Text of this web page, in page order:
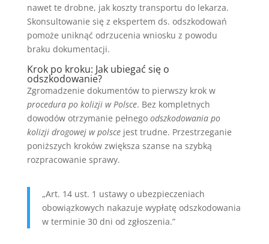
nawet te drobne, jak koszty transportu do lekarza.
Skonsultowanie się z ekspertem ds. odszkodowań
pomoże uniknąć odrzucenia wniosku z powodu
braku dokumentacji.
Krok po kroku: Jak ubiegać się o
odszkodowanie?
Zgromadzenie dokumentów to pierwszy krok w
procedura po kolizji w Polsce. Bez kompletnych
dowodów otrzymanie pełnego odszkodowania po
kolizji drogowej w polscejest trudne. Przestrzeganie
poniższych kroków zwiększa szanse na szybką
rozpracowanie sprawy.
„Art. 14 ust. 1 ustawy o ubezpieczeniach
obowiązkowych nakazuje wypłatę odszkodowania
w terminie 30 dni od zgłoszenia.”